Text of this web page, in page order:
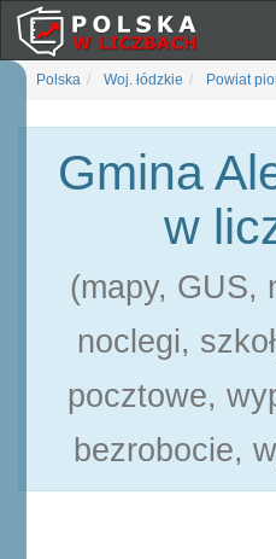
Polska Woj. łódzkie Powiat
Gmina
w
(mapy, GUS,
noclegi,
pocztowe,
bezrobocie,